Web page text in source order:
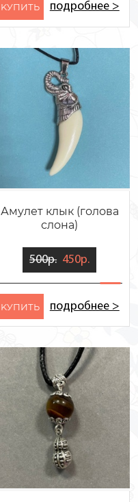
KУПИТЬ подробнее >
Амулет клык (голова
слона)
500р. 450р.
KУПИТЬ подробнее >